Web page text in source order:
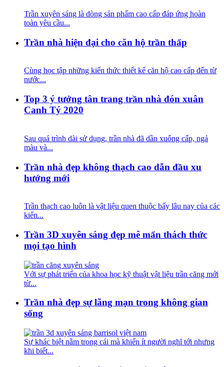
Trần xuyên sáng là dòng sản phẩm cao cấp đáp ứng hoàn
toàn yêu cầu...
Trần nhà hiện đại cho căn hộ trần thấp
Cùng học tập những kiến thức thiết kế căn hộ cao cấp đến từ
nước...
Top 3 ý tưởng tân trang trần nhà đón xuân
Canh Tý 2020
Sau quá trình dài sử dụng, trần nhà đã dần xuống cấp, ngả
màu và...
Trần nhà đẹp không thạch cao dẫn đầu xu
hướng mới
Trần thạch cao luôn là vật liệu quen thuộc bấy lâu nay của các
kiến...
Trần 3D xuyên sáng đẹp mê mẩn thách thức
mọi tạo hình
Với sự phát triển của khoa học kỹ thuật vật liệu trần căng mới
từ...
Trần nhà đẹp sự lãng mạn trong không gian
sống
Sự khác biệt nằm trong cái mà khiến ít người nghĩ tới nhưng
khi biết...